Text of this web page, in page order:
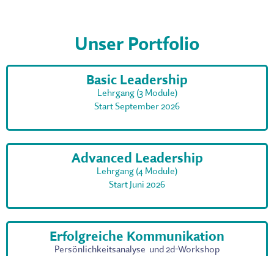
Unser Portfolio
Basic Leadership
Lehrgang (3 Module)
Start September 2026
Advanced Leadership
Lehrgang (4 Module)
Start Juni 2026
Erfolgreiche Kommunikation
Persönlichkeitsanalyse und 2d-Workshop